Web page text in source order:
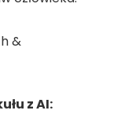
&
z AI: